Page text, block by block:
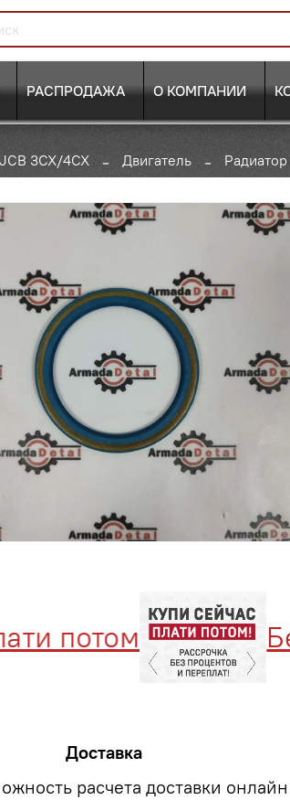
РАСПРОДАЖА О КОМПАНИИ
JCB 3CX/4CX Двигатель Радиатор
потом Без
Доставка
расчета доставки онлайн